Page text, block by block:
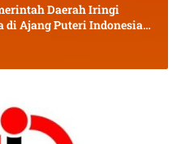
Daerah Iringi
di Ajang Puteri Indonesia